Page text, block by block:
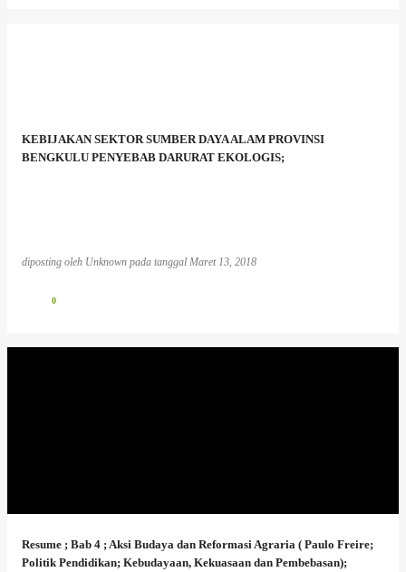
KEBIJAKAN SEKTOR SUMBER DAYA ALAM PROVINSI
BENGKULU PENYEBAB DARURAT EKOLOGIS;
diposting oleh Unknown pada tanggal Maret 13, 2018
0
Resume ; Bab 4 ; Aksi Budaya dan Reformasi Agraria ( Paulo Freire;
Politik Pendidikan; Kebudayaan, Kekuasaan dan Pembebasan);